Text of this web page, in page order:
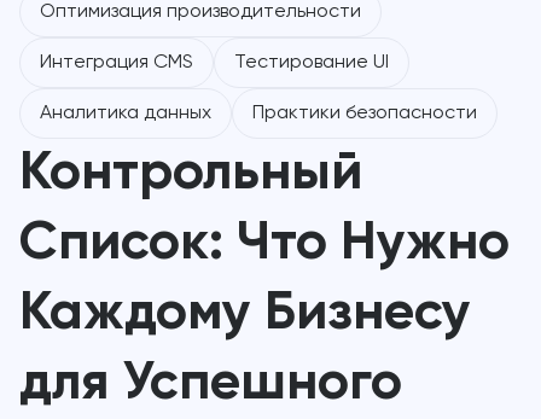
Оптимизация производительности
Интеграция CMS Тестирование UI
Аналитика данных Практики безопасности
Контрольный
Список: Что Нужно
Каждому Бизнесу
для Успешного